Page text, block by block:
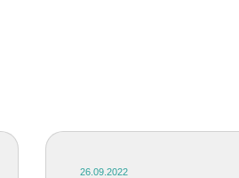
26.09.2022